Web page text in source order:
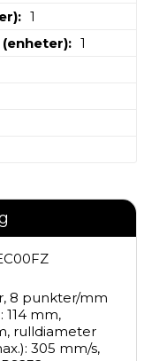
1
1
8 punkter/mm
114 mm,
rulldiameter
305 mm/s,